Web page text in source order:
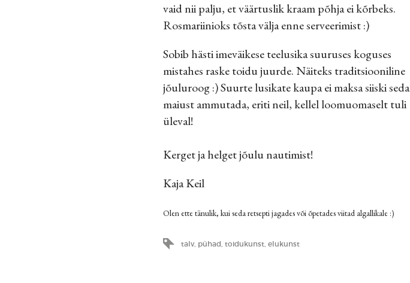
vaid nii palju, et väärtuslik kraam põhja ei kõrbeks.
Rosmariinioks tõsta välja enne serveerimist :)
Sobib hästi imeväikese teelusika suuruses koguses
mistahes raske toidu juurde. Näiteks traditsiooniline
jõuluroog :) Suurte lusikate kaupa ei maksa siiski seda
maiust ammutada, eriti neil, kellel loomuomaselt tuli
üleval!
Kerget ja helget jõulu nautimist!
Kaja Keil
Olen ette tänulik, kui seda retsepti jagades või õpetades viitad algallikale :)
talv, pühad, toidukunst, elukunst